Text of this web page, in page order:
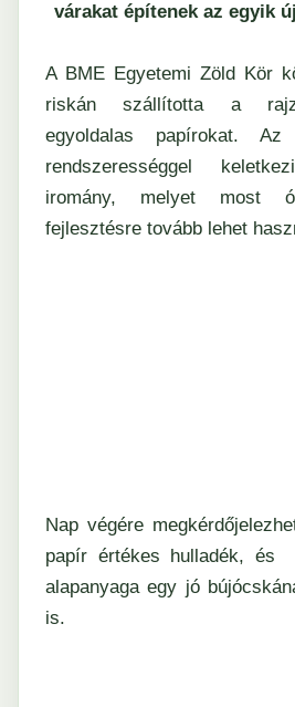
várakat építenek az egyik
A BME Egyetemi Zöld Kör
riskán szállította a
egyoldalas papírokat. Az
rendszerességgel
iromány, melyet most
fejlesztésre tovább lehet
Nap végére
papír értékes hulladék, és
alapanyaga egy jó
is.